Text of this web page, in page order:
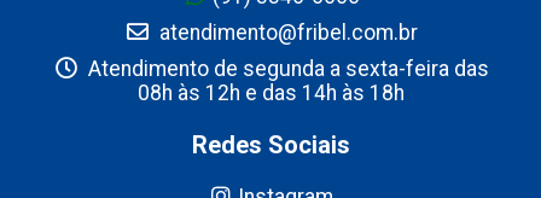
atendimento@fribel.com.br
Atendimento de segunda a sexta-feira das
08h às 12h e das 14h às 18h
Redes Sociais